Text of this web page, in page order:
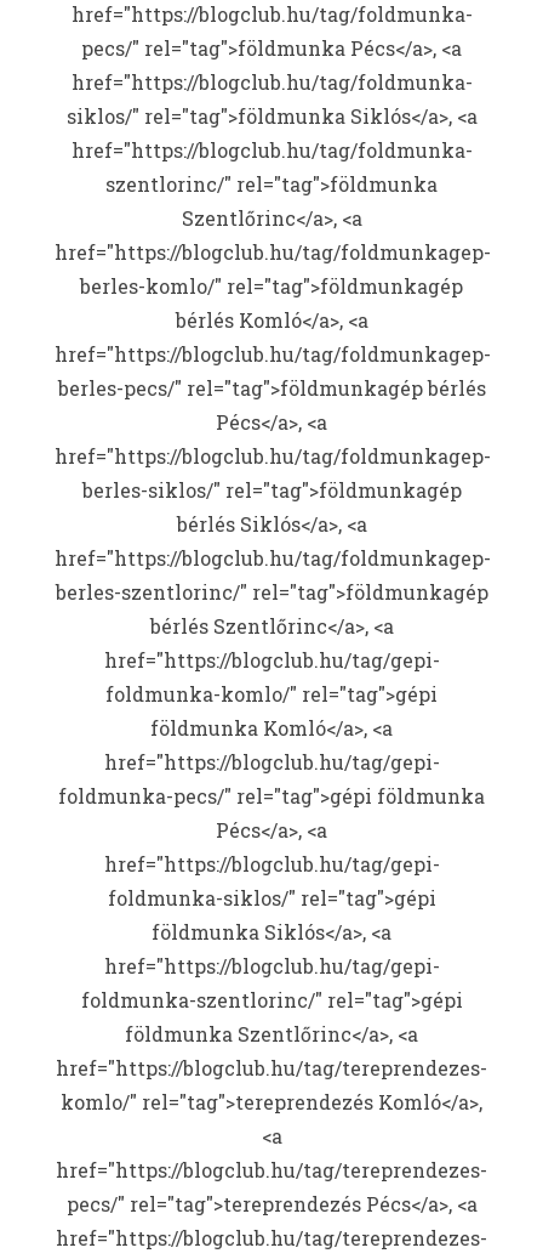
href="https://blogclub.hu/tag/foldmunka-
pecs/" rel="tag">földmunka Pécs</a>, <a
href="https://blogclub.hu/tag/foldmunka-
siklos/" rel="tag">földmunka Siklós</a>, <a
href="https://blogclub.hu/tag/foldmunka-
szentlorinc/" rel="tag">földmunka
Szentlőrinc</a>, <a
href="https://blogclub.hu/tag/foldmunkagep-
berles-komlo/" rel="tag">földmunkagép
bérlés Komló</a>, <a
href="https://blogclub.hu/tag/foldmunkagep-
berles-pecs/" rel="tag">földmunkagép bérlés
Pécs</a>, <a
href="https://blogclub.hu/tag/foldmunkagep-
berles-siklos/" rel="tag">földmunkagép
bérlés Siklós</a>, <a
href="https://blogclub.hu/tag/foldmunkagep-
berles-szentlorinc/" rel="tag">földmunkagép
bérlés Szentlőrinc</a>, <a
href="https://blogclub.hu/tag/gepi-
foldmunka-komlo/" rel="tag">gépi
földmunka Komló</a>, <a
href="https://blogclub.hu/tag/gepi-
foldmunka-pecs/" rel="tag">gépi földmunka
Pécs</a>, <a
href="https://blogclub.hu/tag/gepi-
foldmunka-siklos/" rel="tag">gépi
földmunka Siklós</a>, <a
href="https://blogclub.hu/tag/gepi-
foldmunka-szentlorinc/" rel="tag">gépi
földmunka Szentlőrinc</a>, <a
href="https://blogclub.hu/tag/tereprendezes-
komlo/" rel="tag">tereprendezés Komló</a>,
<a
href="https://blogclub.hu/tag/tereprendezes-
pecs/" rel="tag">tereprendezés Pécs</a>, <a
href="https://blogclub.hu/tag/tereprendezes-